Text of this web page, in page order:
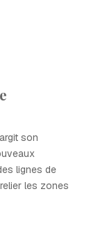
son
lignes de
les zones